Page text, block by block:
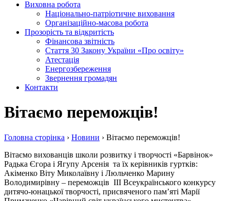
Виховна робота
Національно-патріотичне виховання
Організаційно-масова робота
Прозорість та відкритість
Фінансова звітність
Стаття 30 Закону України «Про освіту»
Атестація
Енергозбереження
Звернення громадян
Контакти
Вітаємо переможців!
Головна сторiнка › Новини › Вітаємо переможців!
Вітаємо вихованців школи розвитку і творчості «Барвінок»
Радька Єгора і Ягупу Арсенія та їх керівників гуртків:
Акіменко Віту Миколаївну і Люльченко Марину
Володимирівну – переможців ІІІ Всеукраїнського конкурсу
дитячо-юнацької творчості, присвяченого пам’яті Марії